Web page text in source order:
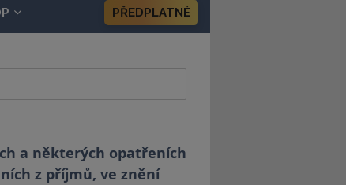
PŘEDPLATNÉ
a některých opatřeních
z příjmů, ve znění